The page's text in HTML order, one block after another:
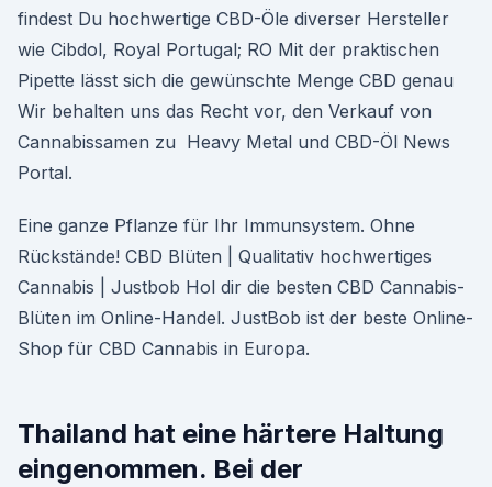
findest Du hochwertige CBD-Öle diverser Hersteller
wie Cibdol, Royal Portugal; RO Mit der praktischen
Pipette lässt sich die gewünschte Menge CBD genau
Wir behalten uns das Recht vor, den Verkauf von
Cannabissamen zu Heavy Metal und CBD-Öl News
Portal.
Eine ganze Pflanze für Ihr Immunsystem. Ohne
Rückstände! CBD Blüten | Qualitativ hochwertiges
Cannabis | Justbob Hol dir die besten CBD Cannabis-
Blüten im Online-Handel. JustBob ist der beste Online-
Shop für CBD Cannabis in Europa.
Thailand hat eine härtere Haltung
eingenommen. Bei der